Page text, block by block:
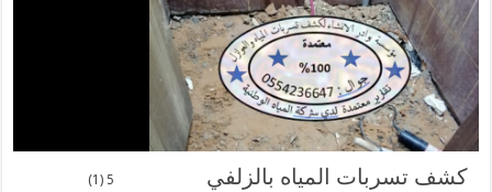
كشف تسربات المياه بالزلفي 5 (1)